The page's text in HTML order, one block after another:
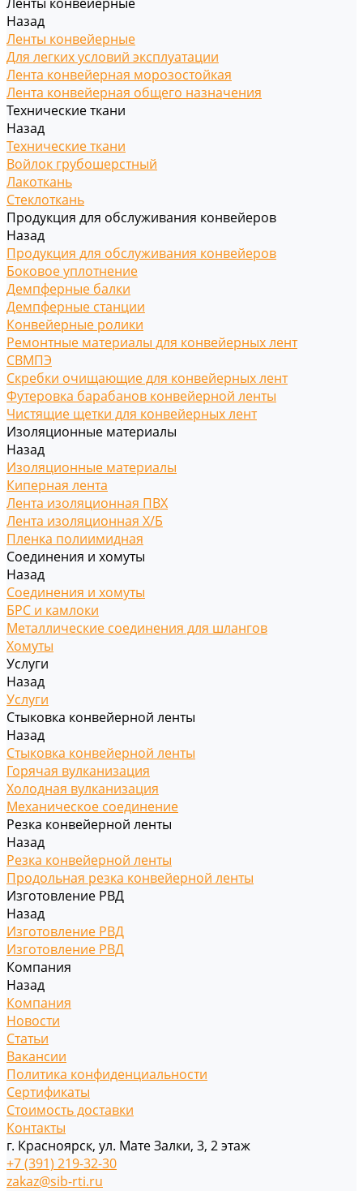
Назад
Ленты конвейерные
Для легких условий эксплуатации
Лента конвейерная морозостойкая
Лента конвейерная общего назначения
Технические ткани
Назад
Технические ткани
Войлок грубошерстный
Лакоткань
Стеклоткань
Продукция для обслуживания конвейеров
Назад
Продукция для обслуживания конвейеров
Боковое уплотнение
Демпферные балки
Демпферные станции
Конвейерные ролики
Ремонтные материалы для конвейерных лент
СВМПЭ
Скребки очищающие для конвейерных лент
Футеровка барабанов конвейерной ленты
Чистящие щетки для конвейерных лент
Изоляционные материалы
Назад
Изоляционные материалы
Киперная лента
Лента изоляционная ПВХ
Лента изоляционная Х/Б
Пленка полиимидная
Соединения и хомуты
Назад
Соединения и хомуты
БРС и камлоки
Металлические соединения для шлангов
Хомуты
Услуги
Назад
Услуги
Стыковка конвейерной ленты
Назад
Стыковка конвейерной ленты
Горячая вулканизация
Холодная вулканизация
Механическое соединение
Резка конвейерной ленты
Назад
Резка конвейерной ленты
Продольная резка конвейерной ленты
Изготовление РВД
Назад
Изготовление РВД
Изготовление РВД
Компания
Назад
Компания
Новости
Статьи
Вакансии
Политика конфиденциальности
Сертификаты
Стоимость доставки
Контакты
г. Красноярск, ул. Мате Залки, 3, 2 этаж
+7 (391) 219-32-30
zakaz@sib-rti.ru